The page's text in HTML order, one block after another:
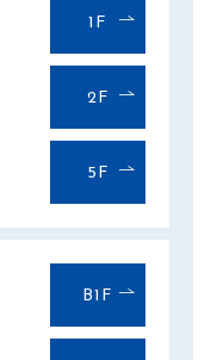
1F
2F
5F
B1F